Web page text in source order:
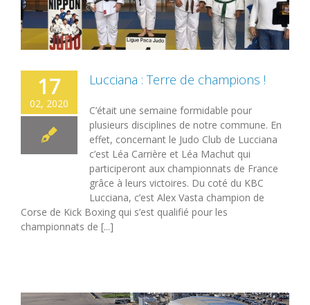
17
02, 2020
Lucciana : Terre de champions !
C’était une semaine formidable pour
plusieurs disciplines de notre commune. En
effet, concernant le Judo Club de Lucciana
c’est Léa Carrière et Léa Machut qui
participeront aux championnats de France
grâce à leurs victoires. Du coté du KBC
Lucciana, c’est Alex Vasta champion de
Corse de Kick Boxing qui s’est qualifié pour les
championnats de [...]